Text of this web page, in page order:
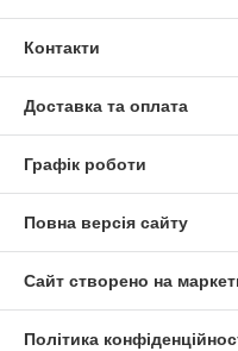
Контакти
Доставка та оплата
Графік роботи
Повна версія сайту
Сайт створено на
Політика